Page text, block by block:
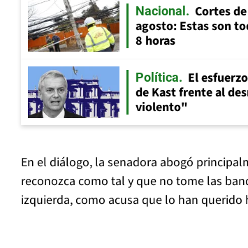
Nacional
Cortes
agosto: Estas son
8 horas
Política
El
de Kast frente al
violento"
En el diálogo, la senadora abogó
reconozca como tal y que no tome las
izquierda, como acusa que lo han